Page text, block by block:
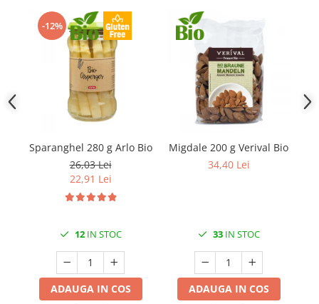
-12%
Sparanghel 280 g Arlo Bio
26,03 Lei
22,91 Lei
12IN STOC
ADAUGA IN COS
Migdale 200 g Verival Bio
34,40 Lei
33IN STOC
ADAUGA IN COS